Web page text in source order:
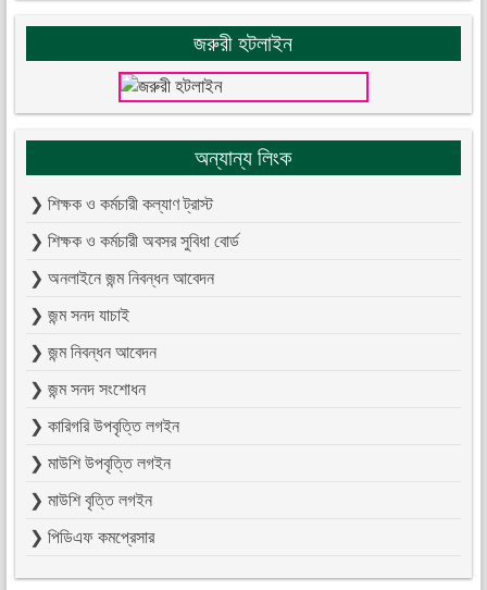
জরুরী হটলাইন
অন্যান্য লিংক
❯ শিক্ষক ও কর্মচারী কল্যাণ ট্রাস্ট
❯ শিক্ষক ও কর্মচারী অবসর সুবিধা বোর্ড
❯ অনলাইনে জন্ম নিবন্ধন আবেদন
❯ জন্ম সনদ যাচাই
❯ জন্ম নিবন্ধন আবেদন
❯ জন্ম সনদ সংশোধন
❯ কারিগরি উপবৃত্তি লগইন
❯ মাউশি উপবৃত্তি লগইন
❯ মাউশি বৃত্তি লগইন
❯ পিডিএফ কমপ্রেসার